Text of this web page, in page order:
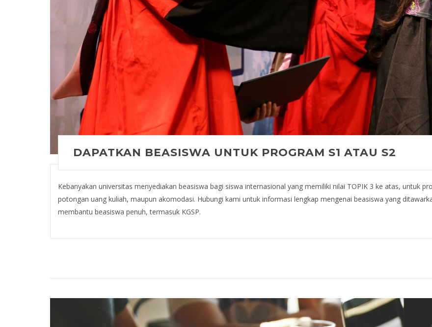
DAPATKAN BEASISWA UNTUK PROGRAM S1 ATAU S2
Kebanyakan universitas menyediakan beasiswa bagi siswa internasional yang memiliki nilai TOPIK 3 ke atas, untuk
potongan uang kuliah, maupun akomodasi. Hubungi kami untuk informasi lengkap mengenai beasiswa yang
membantu beasiswa penuh, termasuk KGSP.